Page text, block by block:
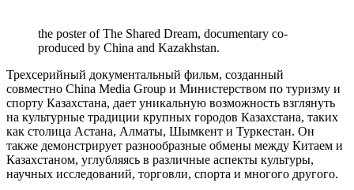
the poster of The Shared Dream, documentary co-
produced by China and Kazakhstan.
Трехсерийный документальный фильм, созданный
совместно China Media Group и Министерством по туризму и
спорту Казахстана, дает уникальную возможность взглянуть
на культурные традиции крупных городов Казахстана, таких
как столица Астана, Алматы, Шымкент и Туркестан. Он
также демонстрирует разнообразные обмены между Китаем и
Казахстаном, углубляясь в различные аспекты культуры,
научных исследований, торговли, спорта и многого другого.